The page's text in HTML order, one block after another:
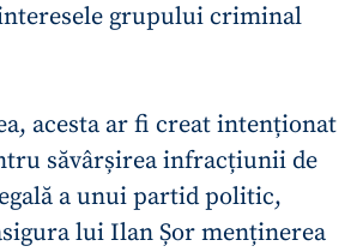
grupului criminal
acesta ar fi creat intenționat
săvârșirea infracțiunii de
a unui partid politic,
lui Ilan Șor menținerea